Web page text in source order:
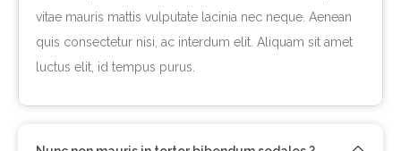
vitae mauris mattis vulputate lacinia nec neque. Aenean
quis consectetur nisi, ac interdum elit. Aliquam sit amet
luctus elit, id tempus purus.